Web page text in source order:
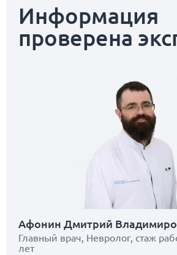
Информация
проверена
Афонин Дмитрий
Главный врач, Невролог, стаж
лет